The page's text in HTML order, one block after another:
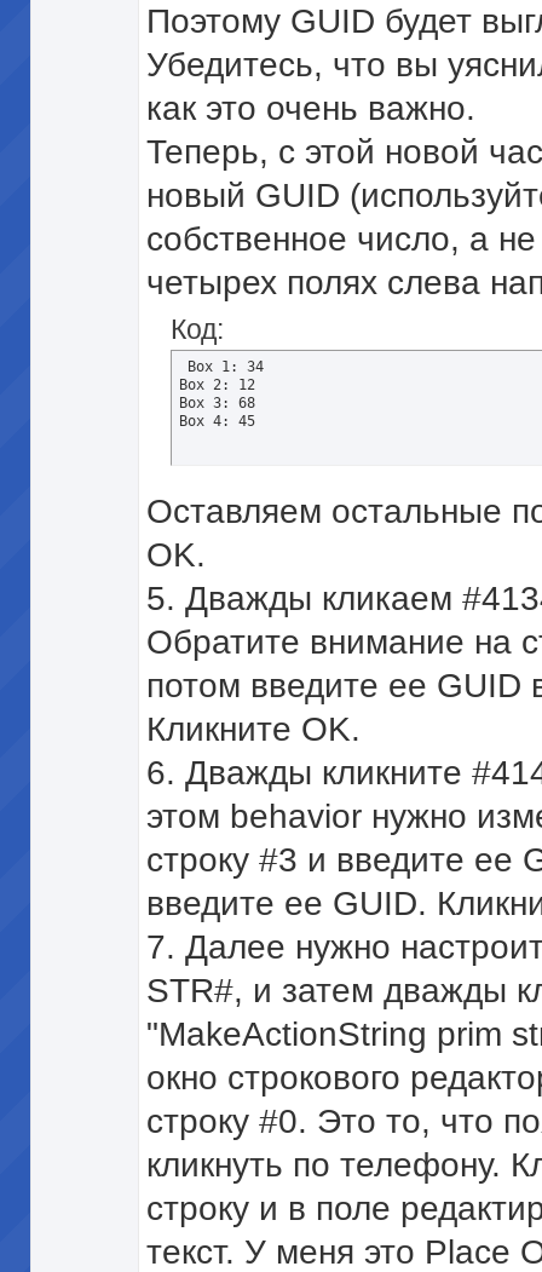
Поэтому GUID будет
Убедитесь, что вы
как это очень важно.
Теперь, с этой новой
новый GUID
собственное число, а
четырех полях слева
Код:
Box 1: 34
Box 2: 12
Box 3: 68
Box 4: 45
Оставляем остальные
OK.
5. Дважды кликаем
Обратите внимание на
потом введите ее GUID
Кликните OK.
6. Дважды кликните
этом behavior нужно
строку #3 и введите ее
введите ее GUID.
7. Далее нужно
STR#, и затем дважды
"MakeActionString prim
окно строкового
строку #0. Это то, что
кликнуть по телефону.
строку и в поле
текст. У меня это Place